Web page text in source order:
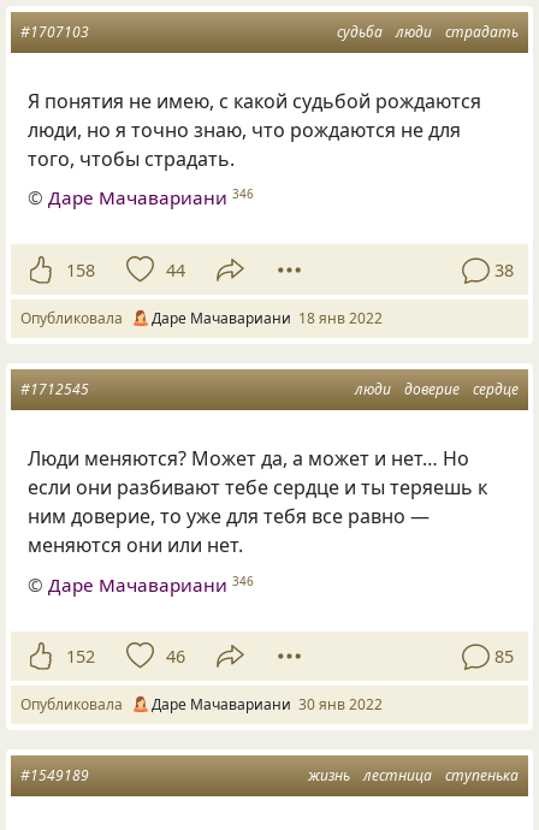
судьба люди страдать
#1707103
Я понятия не имею, с какой судьбой рождаются
люди, но я точно знаю, что рождаются не для
того, чтобы страдать.
©Даре Мачавариани 346
158 44 38
Опубликовала Даре Мачавариани 18 янв 2022
люди доверие сердце
#1712545
Люди меняются? Может да, а может и нет… Но
если они разбивают тебе сердце и ты теряешь к
ним доверие, то уже для тебя все равно —
меняются они или нет.
© Даре Мачавариани 346
152 46 85
Опубликовала Даре Мачавариани 30 янв 2022
жизнь лестница ступенька
#1549189